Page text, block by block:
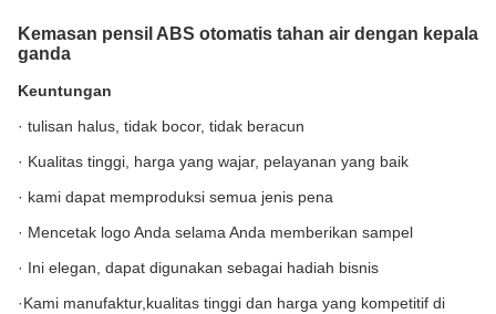
Kemasan pensil ABS otomatis tahan air dengan kepala
ganda
Keuntungan
· tulisan halus, tidak bocor, tidak beracun
· Kualitas tinggi, harga yang wajar, pelayanan yang baik
· kami dapat memproduksi semua jenis pena
· Mencetak logo Anda selama Anda memberikan sampel
· Ini elegan, dapat digunakan sebagai hadiah bisnis
·Kami manufaktur,kualitas tinggi dan harga yang kompetitif di